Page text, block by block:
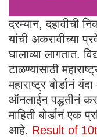
दरम्यान, दहावीची
यांची अकरावीच्या
घालाव्या लागतात.
टाळण्यासाठी
महाराष्ट्र बोर्डानं
ऑनलाईन पद्धतीनं
माहिती बोर्डानं एक
आहे. Result of